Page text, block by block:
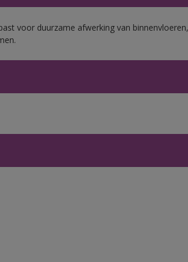
voor duurzame afwerking van